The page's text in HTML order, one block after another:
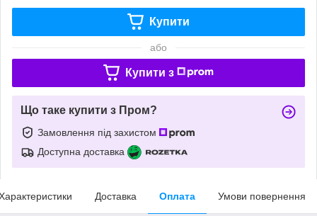
Купити
або
Купити з
Що таке купити з Пром?
Замовлення під захистом
Доступна доставка
Доставка Оплата Умови повернення